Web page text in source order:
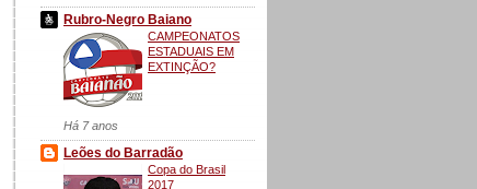
Rubro-Negro Baiano
CAMPEONATOS
ESTADUAIS EM
EXTINÇÃO?
Há 7 anos
Leões do Barradão
Copa do Brasil
2017